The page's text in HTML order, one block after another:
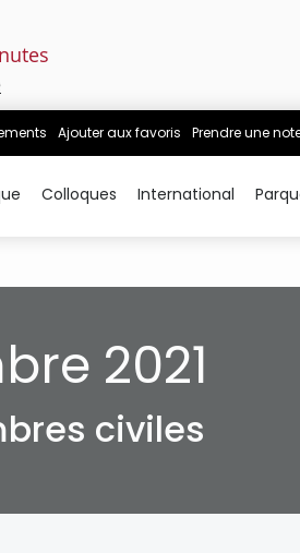
Ajouter aux favoris Prendre une
Colloques International
2021
civiles